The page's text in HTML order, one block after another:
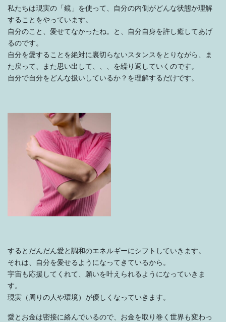
私たちは現実の「鏡」を使って、自分の内側がどんな状態か理解
することをやっています。
自分のこと、愛せてなかったね。と、自分自身を許し癒してあげ
るのです。
自分を愛することを絶対に裏切らないスタンスをとりながら、ま
た戻って、また思い出して、、、を繰り返していくのです。
自分で自分をどんな扱いしているか？を理解するだけです。
するとだんだん愛と調和のエネルギーにシフトしていきます。
それは、自分を愛せるようになってきているから。
宇宙も応援してくれて、願いを叶えられるようになっていきま
す。
現実（周りの人や環境）が優しくなっていきます。
愛とお金は密接に絡んでいるので、お金を取り巻く世界も変わっ